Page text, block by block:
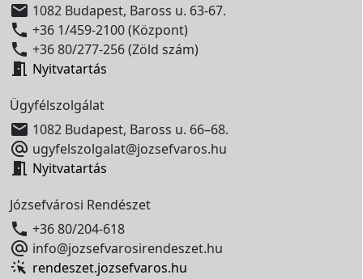
 1082 Budapest, Baross u. 63-67.
 +36 1/459-2100 (Központ)
 +36 80/277-256 (Zöld szám)
 Nyitvatartás
Ügyfélszolgálat
 1082 Budapest, Baross u. 66–68.
 ugyfelszolgalat@jozsefvaros.hu
 Nyitvatartás
Józsefvárosi Rendészet
 +36 80/204-618
 info@jozsefvarosirendeszet.hu
rendeszet.jozsefvaros.hu